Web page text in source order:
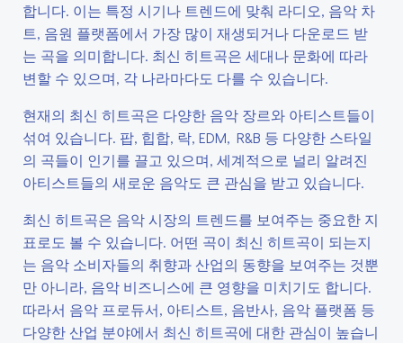
합니다. 이는 특정 시기나 트렌드에 맞춰 라디오, 음악 차
트, 음원 플랫폼에서 가장 많이 재생되거나 다운로드 받
는 곡을 의미합니다. 최신 히트곡은 세대나 문화에 따라
변할 수 있으며, 각 나라마다도 다를 수 있습니다.
현재의 최신 히트곡은 다양한 음악 장르와 아티스트들이
섞여 있습니다. 팝, 힙합, 락, EDM, R&B 등 다양한 스타일
의 곡들이 인기를 끌고 있으며, 세계적으로 널리 알려진
아티스트들의 새로운 음악도 큰 관심을 받고 있습니다.
최신 히트곡은 음악 시장의 트렌드를 보여주는 중요한 지
표로도 볼 수 있습니다. 어떤 곡이 최신 히트곡이 되는지
는 음악 소비자들의 취향과 산업의 동향을 보여주는 것뿐
만 아니라, 음악 비즈니스에 큰 영향을 미치기도 합니다.
따라서 음악 프로듀서, 아티스트, 음반사, 음악 플랫폼 등
다양한 산업 분야에서 최신 히트곡에 대한 관심이 높습니